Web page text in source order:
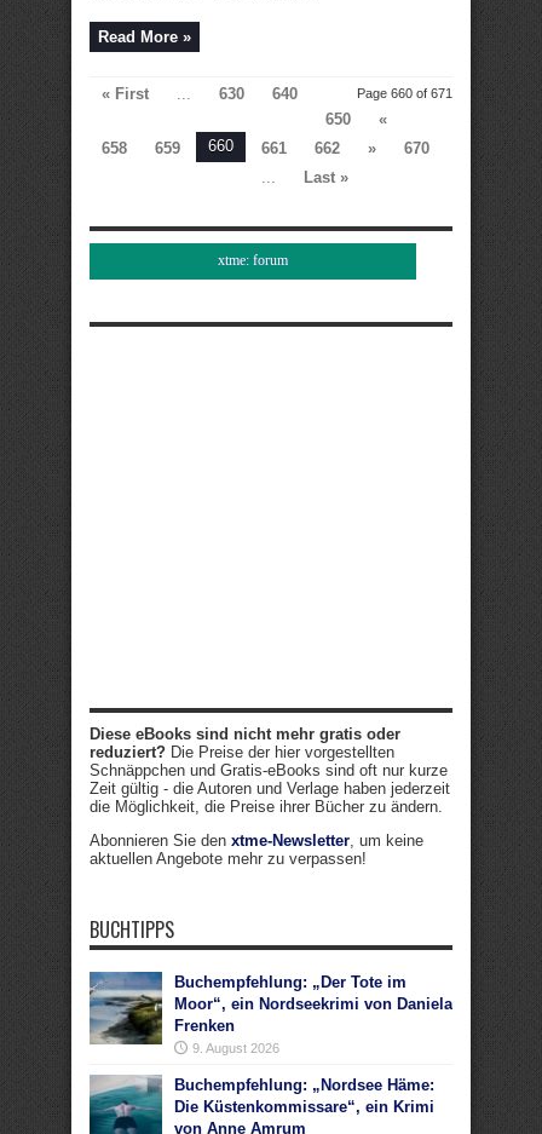
Read More »
Page 660 of 671
« First ... 630
640
650
«
658
659 660 661 662 »
670
...
Last »
xtme: forum
Diese eBooks sind nicht mehr gratis oder
reduziert? Die Preise der hier vorgestellten
Schnäppchen und Gratis-eBooks sind oft nur kurze
Zeit gültig - die Autoren und Verlage haben jederzeit
die Möglichkeit, die Preise ihrer Bücher zu ändern.
Abonnieren Sie den xtme-Newsletter, um keine
aktuellen Angebote mehr zu verpassen!
BUCHTIPPS
Buchempfehlung: „Der Tote im
Moor“, ein Nordseekrimi von Daniela
Frenken
9. August 2026
Buchempfehlung: „Nordsee Häme:
Die Küstenkommissare“, ein Krimi
von Anne Amrum